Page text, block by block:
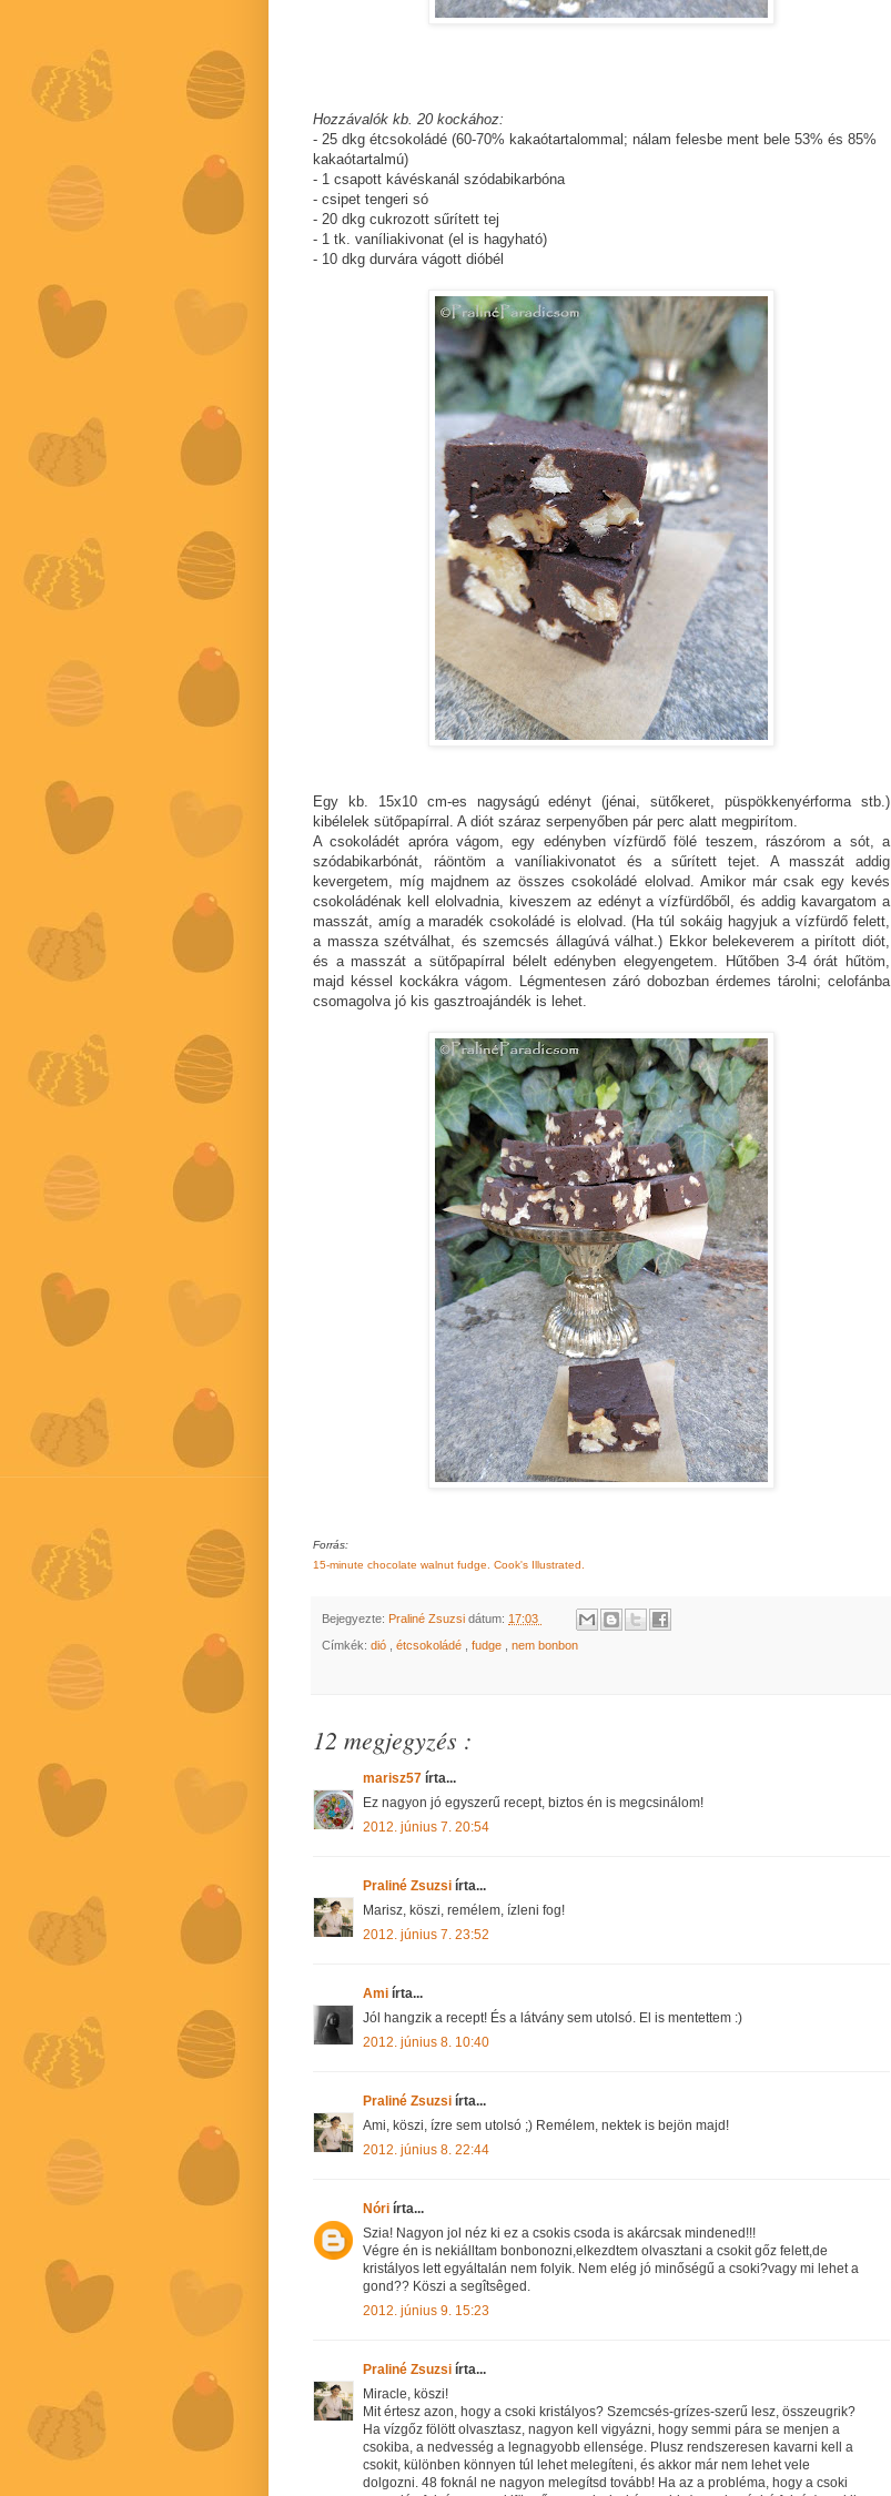
Hozzávalók kb. 20 kockához:
- 25 dkg étcsokoládé (60-70% kakaótartalommal; nálam felesbe ment bele 53% és 85%
kakaótartalmú)
- 1 csapott kávéskanál szódabikarbóna
- csipet tengeri só
- 20 dkg cukrozott sűrített tej
- 1 tk. vaníliakivonat (el is hagyható)
- 10 dkg durvára vágott dióbél
Egy kb. 15x10 cm-es nagyságú edényt (jénai, sütőkeret, püspökkenyérforma stb.)
kibélelek sütőpapírral. A diót száraz serpenyőben pár perc alatt megpirítom.
A csokoládét apróra vágom, egy edényben vízfürdő fölé teszem, rászórom a sót, a
szódabikarbónát, ráöntöm a vaníliakivonatot és a sűrített tejet. A masszát addig
kevergetem, míg majdnem az összes csokoládé elolvad. Amikor már csak egy kevés
csokoládénak kell elolvadnia, kiveszem az edényt a vízfürdőből, és addig kavargatom a
masszát, amíg a maradék csokoládé is elolvad. (Ha túl sokáig hagyjuk a vízfürdő felett,
a massza szétválhat, és szemcsés állagúvá válhat.) Ekkor belekeverem a pirított diót,
és a masszát a sütőpapírral bélelt edényben elegyengetem. Hűtőben 3-4 órát hűtöm,
majd késsel kockákra vágom. Légmentesen záró dobozban érdemes tárolni; celofánba
csomagolva jó kis gasztroajándék is lehet.
Forrás:
15-minute chocolate walnut fudge. Cook's Illustrated.
Bejegyezte: Praliné Zsuzsi dátum: 17:03
Címkék: dió étcsokoládé fudge nem bonbon
12 megjegyzés :
marisz57 írta...
Ez nagyon jó egyszerű recept, biztos én is megcsinálom!
2012. június 7. 20:54
Praliné Zsuzsi írta...
Marisz, köszi, remélem, ízleni fog!
2012. június 7. 23:52
Ami írta...
Jól hangzik a recept! És a látvány sem utolsó. El is mentettem :)
2012. június 8. 10:40
Praliné Zsuzsi írta...
Ami, köszi, ízre sem utolsó ;) Remélem, nektek is bejön majd!
2012. június 8. 22:44
Nóri írta...
Szia! Nagyon jol néz ki ez a csokis csoda is akárcsak mindened!!!
Végre én is nekiálltam bonbonozni,elkezdtem olvasztani a csokit gőz felett,de
kristályos lett egyáltalán nem folyik. Nem elég jó minőségű a csoki?vagy mi lehet a
gond?? Köszi a segîtsêged.
2012. június 9. 15:23
Praliné Zsuzsi írta...
Miracle, köszi!
Mit értesz azon, hogy a csoki kristályos? Szemcsés-grízes-szerű lesz, összeugrik?
Ha vízgőz fölött olvasztasz, nagyon kell vigyázni, hogy semmi pára se menjen a
csokiba, a nedvesség a legnagyobb ellensége. Plusz rendszeresen kavarni kell a
csokit, különben könnyen túl lehet melegíteni, és akkor már nem lehet vele
dolgozni. 48 foknál ne nagyon melegítsd tovább! Ha az a probléma, hogy a csoki